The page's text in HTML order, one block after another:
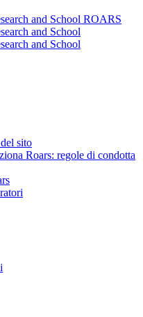
ROARS
sito
Roars: regole di condotta